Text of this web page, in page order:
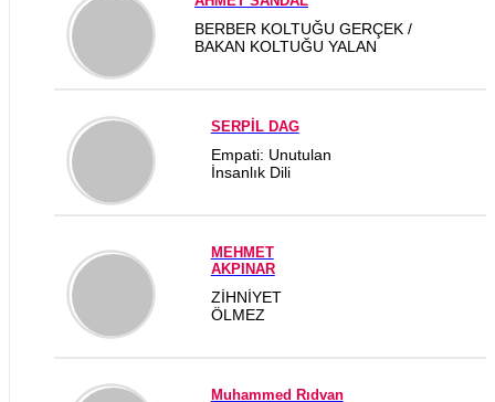
BERBER KOLTUĞU GERÇEK /
BAKAN KOLTUĞU YALAN
SERPİL DAG
Empati: Unutulan
İnsanlık Dili
MEHMET
AKPINAR
ZİHNİYET
ÖLMEZ
Muhammed Rıdvan